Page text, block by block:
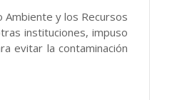
Ambiente y los Recursos
instituciones, impuso
evitar la contaminación